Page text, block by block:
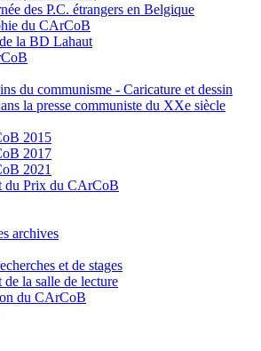
des P.C. étrangers en Belgique
du CArCoB
la BD Lahaut
du communisme - Caricature et dessin
la presse communiste du XXe siècle
2015
2017
2021
du Prix du CArCoB
archives
et de stages
de la salle de lecture
du CArCoB